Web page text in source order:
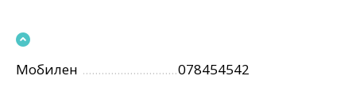
Мобилен 078454542